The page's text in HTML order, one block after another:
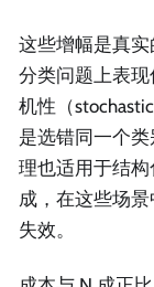
这些增幅是真
分类问题上表
机性（
是选错同一个
理也适用于结
成，在这些场
失效。